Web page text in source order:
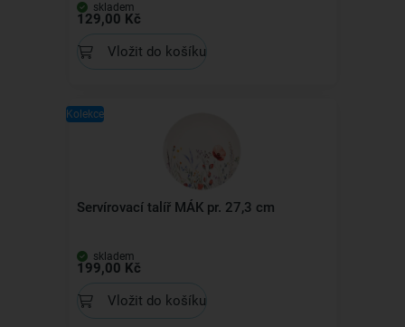
skladem
129,00 Kč
Vložit do košíku
Kolekce
Servírovací talíř MÁK pr. 27,3 cm
skladem
199,00 Kč
Vložit do košíku